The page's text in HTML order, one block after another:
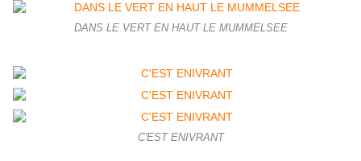
DANS LE VERT EN HAUT LE MUMMELSEE
C'EST ENIVRANT